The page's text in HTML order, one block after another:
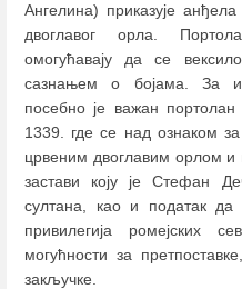
Ангелина) приказује
двоглавог орла.
омогућавају да се
сазнањем о бојама. За
посебно је важан
1339. где се над ознаком
црвеним двоглавим орлом и
застави коју је Стефан
султана, као и податак
привилегија ромејских
могућности за
закључке.